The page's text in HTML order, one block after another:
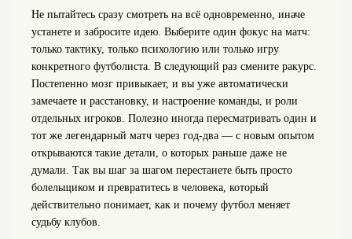
Не пытайтесь сразу смотреть на всё одновременно, иначе
устанете и забросите идею. Выберите один фокус на матч:
только тактику, только психологию или только игру
конкретного футболиста. В следующий раз смените ракурс.
Постепенно мозг привыкает, и вы уже автоматически
замечаете и расстановку, и настроение команды, и роли
отдельных игроков. Полезно иногда пересматривать один и
тот же легендарный матч через год‑два — с новым опытом
открываются такие детали, о которых раньше даже не
думали. Так вы шаг за шагом перестанете быть просто
болельщиком и превратитесь в человека, который
действительно понимает, как и почему футбол меняет
судьбу клубов.